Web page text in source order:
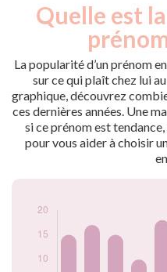
Quelle est
La popularité d’un prénom
sur ce qui plaît chez lui
graphique, découvrez
ces dernières années. Une
si ce prénom est
pour vous aider à choisir
Popularité du
prénom Emeric par
Année
Nouveaux-
nés
2010
17
2011
15
2012
10
2013
18
2014
6
2015
9
2024